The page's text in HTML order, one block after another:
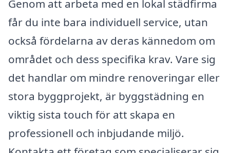
Genom att arbeta med en lokal städfirma
får du inte bara individuell service, utan
också fördelarna av deras kännedom om
området och dess specifika krav. Vare sig
det handlar om mindre renoveringar eller
stora byggprojekt, är byggstädning en
viktig sista touch för att skapa en
professionell och inbjudande miljö.